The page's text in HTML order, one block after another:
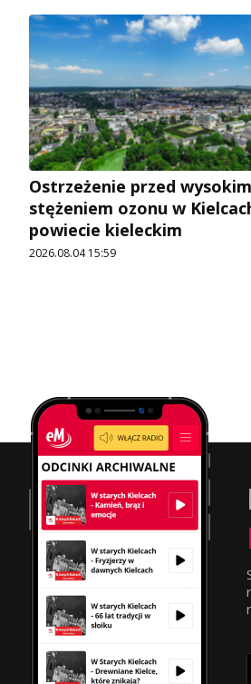
Ostrzeżenie przed wysokim
stężeniem ozonu w
powiecie kieleckim
2026.08.04 15:59